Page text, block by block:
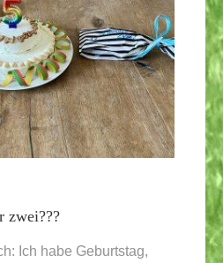
zwei???
Ich habe Geburtstag,